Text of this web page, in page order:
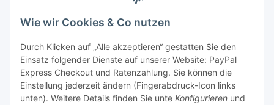
Wir versenden mit:
Ihre Zahlmöglichkeiten:
Wie wir Cookies & Co nutzen
Durch Klicken auf „Alle akzeptieren“ gestatten Sie den
Einsatz folgender Dienste auf unserer Website: PayPal
Express Checkout und Ratenzahlung. Sie können die
Einstellung jederzeit ändern (Fingerabdruck-Icon links
unten). Weitere Details finden Sie unte Konfigurieren und